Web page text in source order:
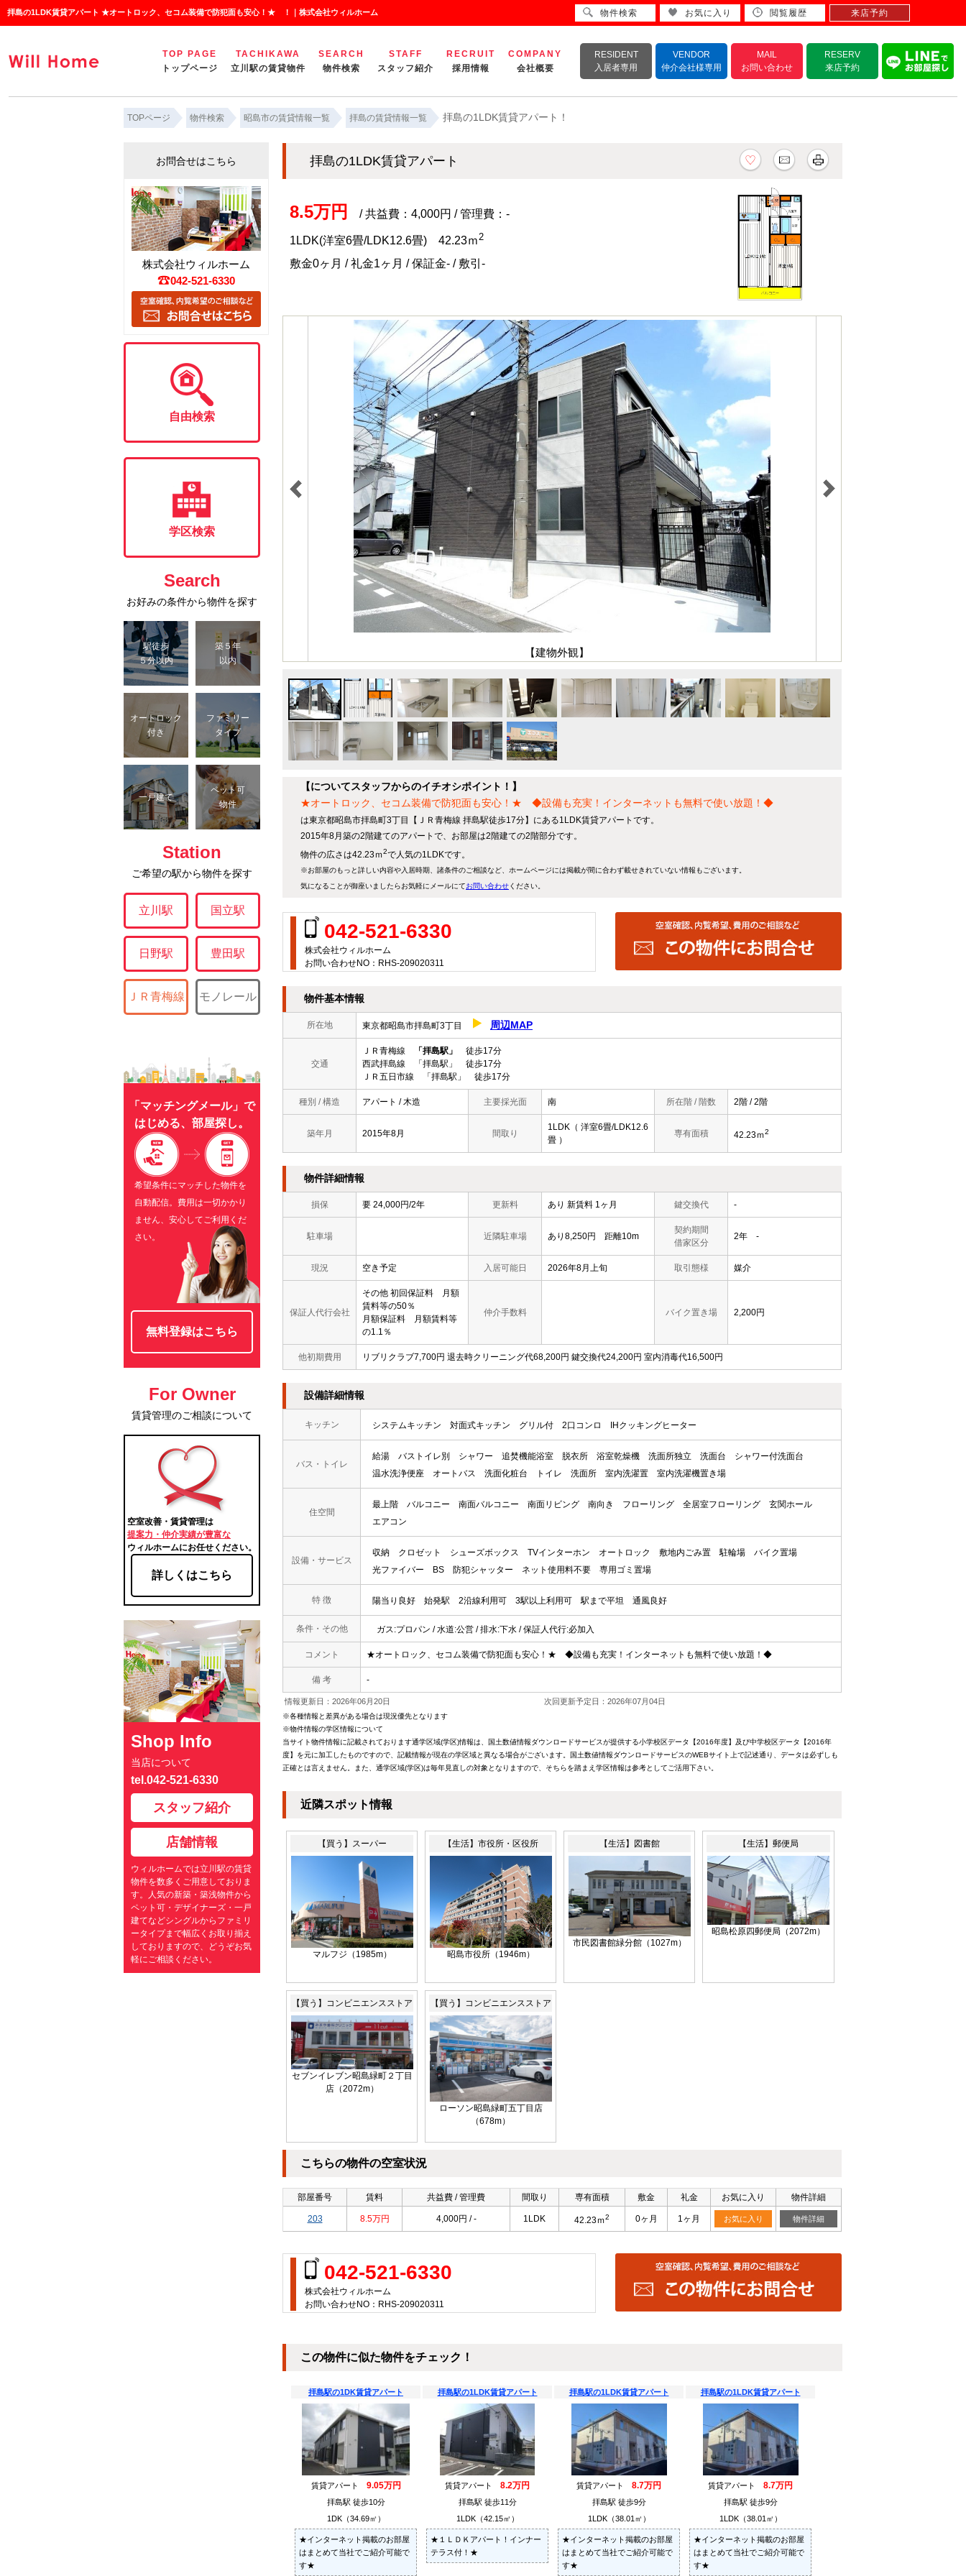
拝島の1LDK賃貸アパート ★オートロック、セコム装備で防犯面も安心！★ ！｜株式会社ウィルホーム
TOP PAGE
トップページ
TACHIKAWA
立川駅の賃貸物件
SEARCH
物件検索
STAFF
スタッフ紹介
RECRUIT
採用情報
COMPANY
会社概要
RESIDENT
入居者専用
VENDOR
仲介会社様専用
MAIL
お問い合わせ
RESERV
来店予約
TOPページ 物件検索 昭島市の賃貸情報一覧 拝島の賃貸情報一覧 拝島の1LDK賃貸アパート！
拝島の1LDK賃貸アパート
8.5万円 / 共益費：4,000円 / 管理費：-
1LDK(洋室6畳/LDK12.6畳) 42.23ｍ2
敷金0ヶ月 / 礼金1ヶ月 / 保証金- / 敷引-
【建物外観】
【についてスタッフからのイチオシポイント！】
★オートロック、セコム装備で防犯面も安心！★ ◆設備も充実！インターネットも無料で使い放題！◆
は東京都昭島市拝島町3丁目【ＪＲ青梅線 拝島駅徒歩17分】にある1LDK賃貸アパートです。
2015年8月築の2階建てのアパートで、お部屋は2階建ての2階部分です。
物件の広さは42.23ｍ2で人気の1LDKです。
※お部屋のもっと詳しい内容や入居時期、諸条件のご相談など、ホームページには掲載が間に合わず載せきれていない情報もございます。
気になることが御座いましたらお気軽にメールにてお問い合わせください。
042-521-6330
株式会社ウィルホーム
お問い合わせNO：RHS-209020311
物件基本情報
所在地 東京都昭島市拝島町3丁目 周辺MAP
交通
ＪＲ青梅線 「拝島駅」
徒歩17分
西武拝島線 「拝島駅」 徒歩17分
ＪＲ五日市線 「拝島駅」 徒歩17分
種別 / 構造 アパート / 木造 主要採光面 南 所在階 / 階数 2階 / 2階
築年月 2015年8月 間取り
1LDK（ 洋室6畳/LDK12.6
畳 ）
専有面積 42.23ｍ2
物件詳細情報
損保 要 24,000円/2年 更新料 あり 新賃料 1ヶ月 鍵交換代 -
駐車場 近隣駐車場 あり8,250円 距離10m
契約期間
借家区分
2年 -
現況 空き予定 入居可能日 2026年8月上旬 取引態様 媒介
保証人代行会社
その他 初回保証料 月額
賃料等の50％
月額保証料 月額賃料等
の1.1％
仲介手数料 バイク置き場 2,200円
他初期費用 リブリクラブ7,700円 退去時クリーニング代68,200円 鍵交換代24,200円 室内消毒代16,500円
設備詳細情報
キッチン システムキッチン 対面式キッチン グリル付 2口コンロ IHクッキングヒーター
バス・トイレ
給湯 バストイレ別 シャワー 追焚機能浴室 脱衣所 浴室乾燥機 洗面所独立 洗面台
シャワー付洗面台
温水洗浄便座
オートバス 洗面化粧台 トイレ 洗面所 室内洗濯置 室内洗濯機置き場
住空間
最上階 バルコニー 南面バルコニー 南面リビング 南向き フローリング 全居室フローリング
玄関ホール
エアコン
設備・サービス
収納 クロゼット シューズボックス TVインターホン オートロック 敷地内ごみ置 駐輪場
バイク置場
光ファイバー
BS 防犯シャッター ネット使用料不要 専用ゴミ置場
特 徴 陽当り良好 始発駅 2沿線利用可 3駅以上利用可 駅まで平坦 通風良好
条件・その他 ガス:プロパン / 水道:公営 / 排水:下水 / 保証人代行:必加入
コメント ★オートロック、セコム装備で防犯面も安心！★ ◆設備も充実！インターネットも無料で使い放題！◆
備 考 -
情報更新日：2026年06月20日 次回更新予定日：2026年07月04日
※各種情報と差異がある場合は現況優先となります
※物件情報の学区情報について
当サイト物件情報に記載されております通学区域(学区)情報は、国土数値情報ダウンロードサービスが提供する小学校区データ【2016年度】及び中学校区データ【2016年
度】を元に加工したものですので、記載情報が現在の学区域と異なる場合がございます。国土数値情報ダウンロードサービスのWEBサイト上で記述通り、データは必ずしも
正確とは言えません。また、通学区域(学区)は毎年見直しの対象となりますので、そちらを踏まえ学区情報は参考としてご活用下さい。
近隣スポット情報
【買う】スーパー
マルフジ（1985m）
【生活】市役所・区役所
昭島市役所（1946m）
【生活】図書館
市民図書館緑分館（1027m）
【生活】郵便局
昭島松原四郵便局（2072m）
【買う】コンビニエンスストア
セブンイレブン昭島緑町２丁目
店（2072m）
【買う】コンビニエンスストア
ローソン昭島緑町五丁目店
（678m）
こちらの物件の空室状況
部屋番号 賃料 共益費 / 管理費 間取り 専有面積 敷金 礼金 お気に入り 物件詳細
203 8.5万円 4,000円 / - 1LDK 42.23ｍ2 0ヶ月 1ヶ月 お気に入り 物件詳細
042-521-6330
株式会社ウィルホーム
お問い合わせNO：RHS-209020311
この物件に似た物件をチェック！
拝島駅の1DK賃貸アパート
賃貸アパート 9.05万円
拝島駅 徒歩10分
1DK（34.69㎡）
★インターネット掲載のお部屋
はまとめて当社でご紹介可能で
す★
拝島駅の1LDK賃貸アパート
賃貸アパート 8.2万円
拝島駅 徒歩11分
1LDK（42.15㎡）
★１ＬＤＫアパート！インナー
テラス付！★
拝島駅の1LDK賃貸アパート
賃貸アパート 8.7万円
拝島駅 徒歩9分
1LDK（38.01㎡）
★インターネット掲載のお部屋
はまとめて当社でご紹介可能で
す★
拝島駅の1LDK賃貸アパート
賃貸アパート 8.7万円
拝島駅 徒歩9分
1LDK（38.01㎡）
★インターネット掲載のお部屋
はまとめて当社でご紹介可能で
す★
お問合せはこちら
株式会社ウィルホーム
042-521-6330
自由検索
学区検索
Search
お好みの条件から物件を探す
駅徒歩
５分以内
築５年
以内
オートロック
付き
ファミリー
タイプ
一戸建て
ペット可
物件
Station
ご希望の駅から物件を探す
立川駅 国立駅
日野駅 豊田駅
ＪＲ青梅線 モノレール
「マッチングメール」で
はじめる、部屋探し。
希望条件にマッチした物件を
自動配信。費用は一切かかり
ません、安心してご利用くだ
さい。
無料登録はこちら
For Owner
賃貸管理のご相談について
空室改善・賃貸管理は
提案力・仲介実績が豊富な
ウィルホームにお任せください。
詳しくはこちら
Shop Info
当店について
tel.042-521-6330
スタッフ紹介
店舗情報
ウィルホームでは立川駅の賃貸
物件を数多くご用意しておりま
す。人気の新築・築浅物件から
ペット可・デザイナーズ・一戸
建てなどシングルからファミリ
ータイプまで幅広くお取り揃え
しておりますので、どうぞお気
軽にご相談ください。
物件検索 お気に入り 閲覧履歴 来店予約